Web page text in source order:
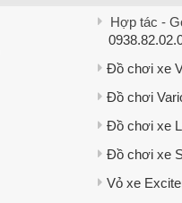
Hợp tác -
Đồ chơi xe
Đồ chơi
Đồ chơi xe
Đồ chơi xe
Vỏ xe